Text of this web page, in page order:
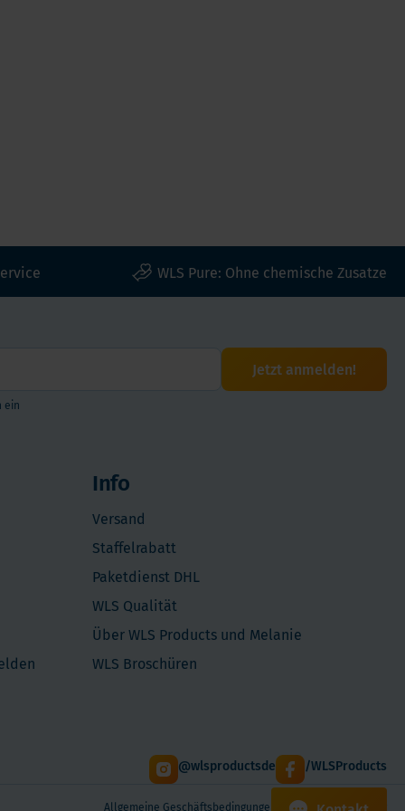
WLS Pure: Ohne chemische Zusatze
Jetzt anmelden!
ein
Info
Versand
Staffelrabatt
Paketdienst DHL
WLS Qualität
Über WLS Products und Melanie
WLS Broschüren
@wlsproductsde /WLSProducts
Allgemeine Geschäftsbedingungen Datenschutzerklärung